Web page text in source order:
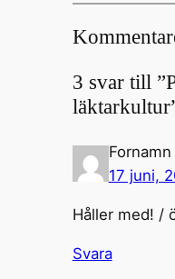
3 svar till
Fornamn
17 juni,
Håller med! /
Svara